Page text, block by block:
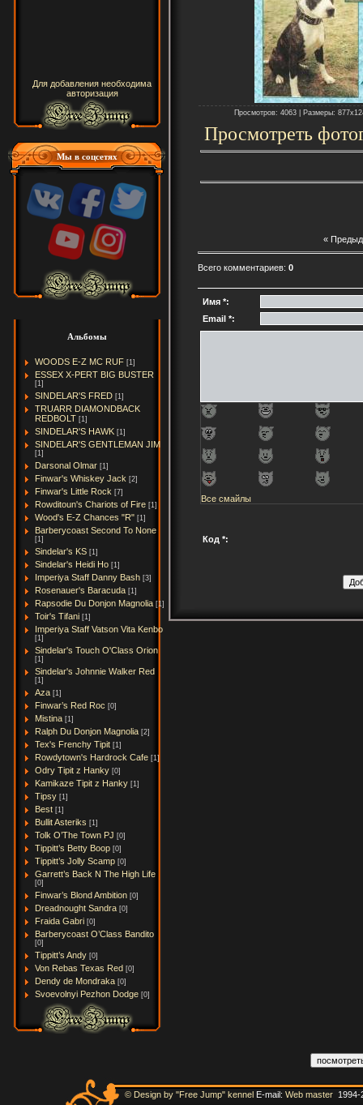
Для добавления необходима
авторизация
Мы в соцсетях
Альбомы
WOODS E-Z MC RUF [1]
ESSEX X-PERT BIG BUSTER
[1]
SINDELAR'S FRED [1]
TRUARR DIAMONDBACK
REDBOLT [1]
SINDELAR'S HAWK [1]
SINDELAR'S GENTLEMAN JIM
[1]
Darsonal Olmar [1]
Finwar's Whiskey Jack [2]
Finwar's Little Rock [7]
Rowditoun's Chariots of Fire [1]
Wood's E-Z Chances "R" [1]
Barberycoast Second To None
[1]
Sindelar's KS [1]
Sindelar's Heidi Ho [1]
Imperiya Staff Danny Bash [3]
Rosenauer's Baracuda [1]
Rapsodie Du Donjon Magnolia [1]
Toir's Tifani [1]
Imperiya Staff Vatson Vita Kenbo
[1]
Sindelar's Touch O'Class Orion
[1]
Sindelar's Johnnie Walker Red
[1]
Aza [1]
Finwar’s Red Roc [0]
Mistina [1]
Ralph Du Donjon Magnolia [2]
Tex's Frenchy Tipit [1]
Rowdytown's Hardrock Cafe [1]
Odry Tipit z Hanky [0]
Kamikaze Tipit z Hanky [1]
Tipsy [1]
Best [1]
Bullit Asteriks [1]
Tolk O’The Town PJ [0]
Tippitt’s Betty Boop [0]
Tippitt’s Jolly Scamp [0]
Garrett’s Back N The High Life
[0]
Finwar’s Blond Ambition [0]
Dreadnought Sandra [0]
Fraida Gabri [0]
Barberycoast O’Class Bandito
[0]
Tippitt’s Andy [0]
Von Rebas Texas Red [0]
Dendy de Mondraka [0]
Svoevolnyi Pezhon Dodge [0]
Просмотров: 4063 | Размеры:
Просмотреть
«
Всего комментариев: 0
Имя *:
Email *:
Все смайлы
Код *:
© Design by "Free Jump" kennelE-mail: Web master